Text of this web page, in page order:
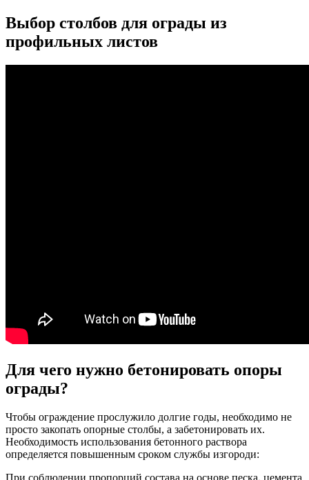
Выбор столбов для ограды из
профильных листов
Для чего нужно бетонировать опоры
ограды?
Чтобы ограждение прослужило долгие годы, необходимо не
просто закопать опорные столбы, а забетонировать их.
Необходимость использования бетонного раствора
определяется повышенным сроком службы изгороди: